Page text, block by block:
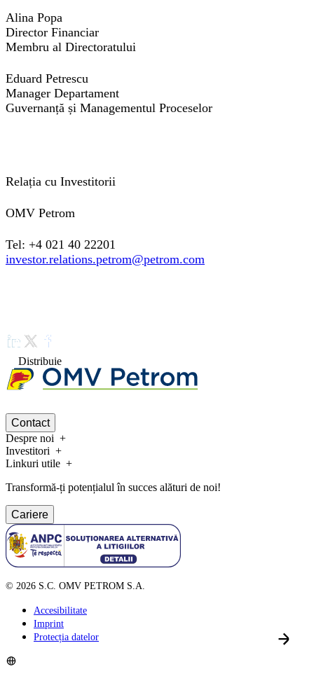
Alina Popa
Director Financiar
Membru al Directoratului
Eduard Petrescu
Manager Departament
Guvernanță și Managementul Proceselor
Relația cu Investitorii
OMV Petrom
Tel: +4 021 40 22201
investor.relations.petrom@petrom.com
Distribuie
Contact
Despre noi
Investitori
Linkuri utile
Transformă-ți potențialul în succes alături de noi!
Cariere
© 2026 S.C. OMV PETROM S.A.
Accesibilitate
Imprint
Protecția datelor